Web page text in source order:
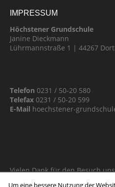
IMPRESSUM
Höchstener Grundschule
Janine Dieckmann
Lührmannstraße 1 | 44267
Telefon 0231 / 50-20 580
Telefax 0231 / 50-20 599
E-Mail hoechstener-
Vielen Dank für den Besuch
Um eine bessere Nutzung der